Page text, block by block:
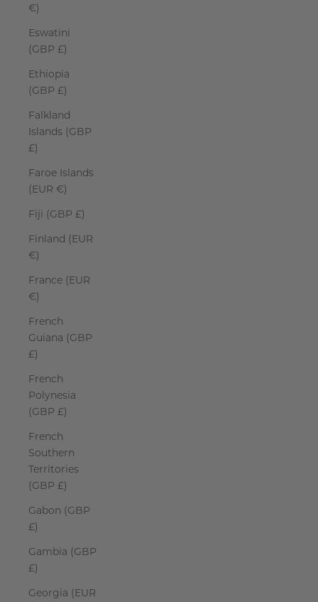
€)
Eswatini
(GBP £)
Ethiopia
(GBP £)
Falkland
Islands (GBP
£)
Faroe Islands
(EUR €)
Fiji (GBP £)
Finland (EUR
€)
France (EUR
€)
French
Guiana (GBP
£)
French
Polynesia
(GBP £)
French
Southern
Territories
(GBP £)
Gabon (GBP
£)
Gambia (GBP
£)
Georgia (EUR